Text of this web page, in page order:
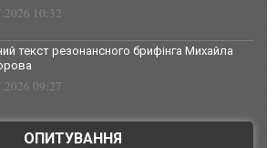
10:32
текст резонансного брифінга Михайла
09:27
ОПИТУВАННЯ